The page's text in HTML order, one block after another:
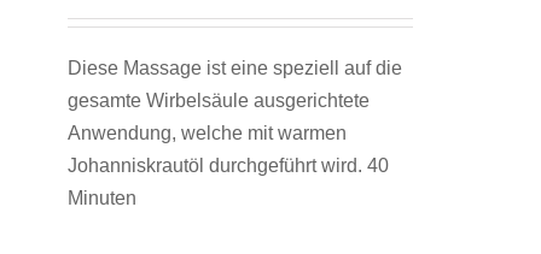
der
Produktseite
gewählt
werden
Diese Massage ist eine speziell auf die
gesamte Wirbelsäule ausgerichtete
Anwendung, welche mit warmen
Johanniskrautöl durchgeführt wird. 40
Minuten